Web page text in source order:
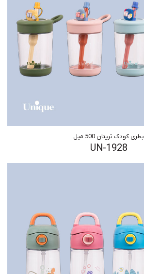
بطری کودک تریتان 500 میل
UN-1928